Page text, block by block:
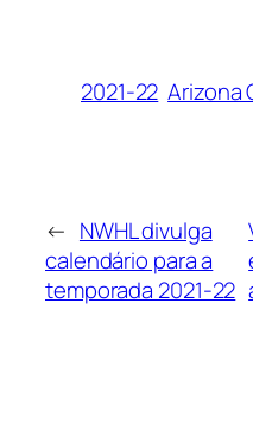
2021-22 Arizona
← NWHL divulga
calendário para a
temporada 2021-22